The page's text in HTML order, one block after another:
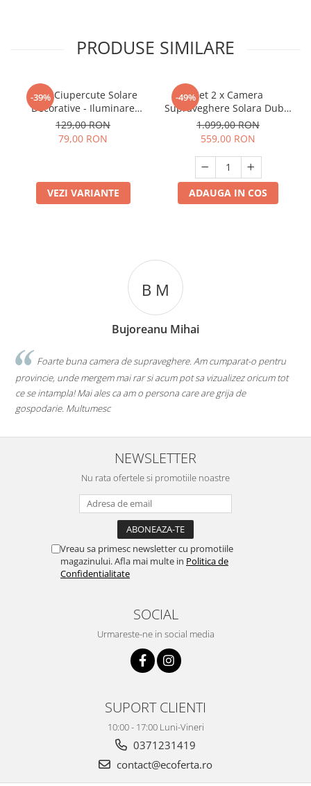
PRODUSE SIMILARE
-39%
Set 8 Ciupercute Solare
Decorative - Iluminare
Magica pentru Gradina Ta
129,00 RON
79,00 RON
VEZI VARIANTE
-49%Set 2 x Camera
Supraveghere Solara Dubla
INNOVA 4G , 6MP , Full HD,
PTZ 360°, baterie
1.099,00 RON
559,00 RON
ADAUGA IN COS
B M
Bujoreanu Mihai
Foarte buna camera de supraveghere. Am cumparat-o pentru
unde mergem mai rar si acum pot sa vizualizez oricum tot
intampla! Mai ales ca am o persona care are grija de
Multumesc
livada
NEWSLETTER
Nu rata ofertele si promotiile noastre
Vreau sa primesc newsletter cu promotiile
magazinului. Afla mai multe in Politica de
Confidentialitate
SOCIAL
Urmareste-ne in social media
SUPORT CLIENTI
10:00 - 17:00 Luni-Vineri
0371231419
contact@ecoferta.ro